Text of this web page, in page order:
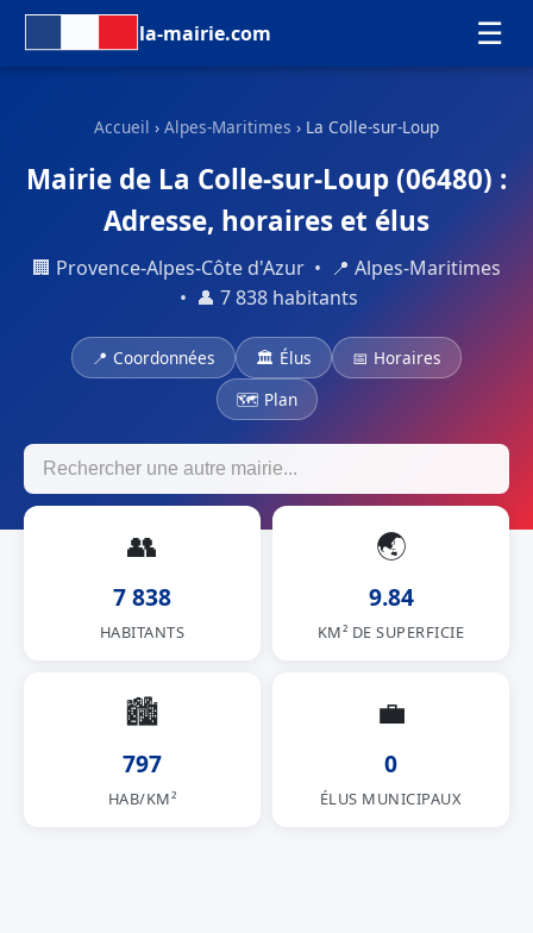
la-mairie.com ☰
Accueil › Alpes-Maritimes › La Colle-sur-Loup
Mairie de La Colle-sur-Loup (06480) :
Adresse, horaires et élus
🏢 Provence-Alpes-Côte d'Azur • 📍 Alpes-Maritimes
• 👤 7 838 habitants
📍 Coordonnées 🏛 Élus
📅 Horaires
🗺 Plan
👥
7 838
HABITANTS
🌏
9.84
KM² DE SUPERFICIE
🏙
797
HAB/KM²
💼
0
ÉLUS MUNICIPAUX